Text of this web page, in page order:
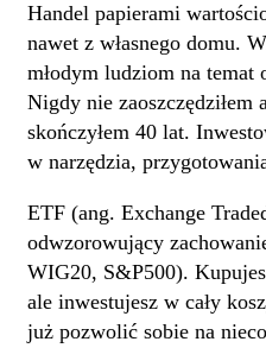
Handel papierami
nawet z własnego domu.
młodym ludziom na temat
Nigdy nie zaoszczędziłem
skończyłem 40 lat.
w narzędzia,
ETF (ang. Exchange
odwzorowujący
WIG20, S&P500).
ale inwestujesz w cały
już pozwolić sobie na